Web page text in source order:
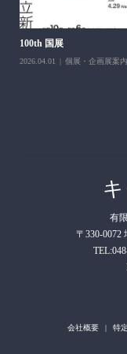
100th 国展
2026.04.01 個展・企画展案内
有
〒330-
会社概要 特